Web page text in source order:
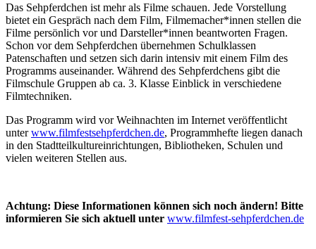
Das Sehpferdchen ist mehr als Filme schauen. Jede Vorstellung
bietet ein Gespräch nach dem Film, Filmemacher*innen stellen die
Filme persönlich vor und Darsteller*innen beantworten Fragen.
Schon vor dem Sehpferdchen übernehmen Schulklassen
Patenschaften und setzen sich darin intensiv mit einem Film des
Programms auseinander. Während des Sehpferdchens gibt die
Filmschule Gruppen ab ca. 3. Klasse Einblick in verschiedene
Filmtechniken.
Das Programm wird vor Weihnachten im Internet veröffentlicht
unterwww.filmfestsehpferdchen.de, Programmhefte liegen danach
in den Stadtteilkultureinrichtungen, Bibliotheken, Schulen und
vielen weiteren Stellen aus.
Achtung: Diese Informationen können sich noch ändern! Bitte
informieren Sie sich aktuell unter www.filmfest-sehpferdchen.de